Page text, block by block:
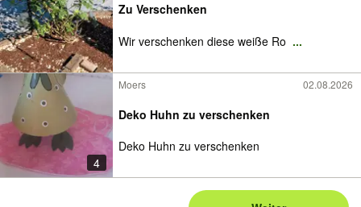
Zu Verschenken
Wir verschenken diese weiße Ro ...
4
Moers 02.08.2026
Deko Huhn zu verschenken
Deko Huhn zu verschenken